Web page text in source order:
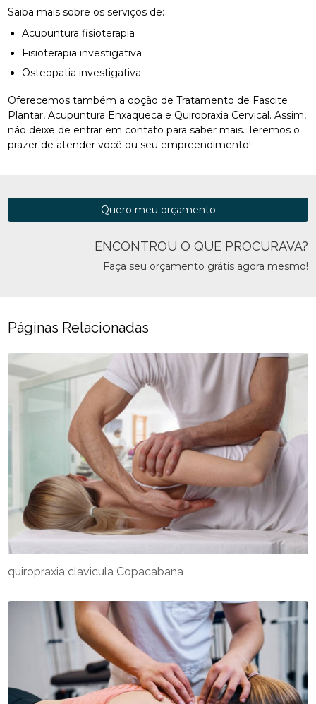
Saiba mais sobre os serviços de:
Acupuntura fisioterapia
Fisioterapia investigativa
Osteopatia investigativa
Oferecemos também a opção de Tratamento de Fascite
Plantar, Acupuntura Enxaqueca e Quiropraxia Cervical. Assim,
não deixe de entrar em contato para saber mais. Teremos o
prazer de atender você ou seu empreendimento!
ENCONTROU O QUE PROCURAVA?
Faça seu orçamento grátis agora mesmo!
Quero meu orçamento
Páginas Relacionadas
quiropraxia clavicula Copacabana